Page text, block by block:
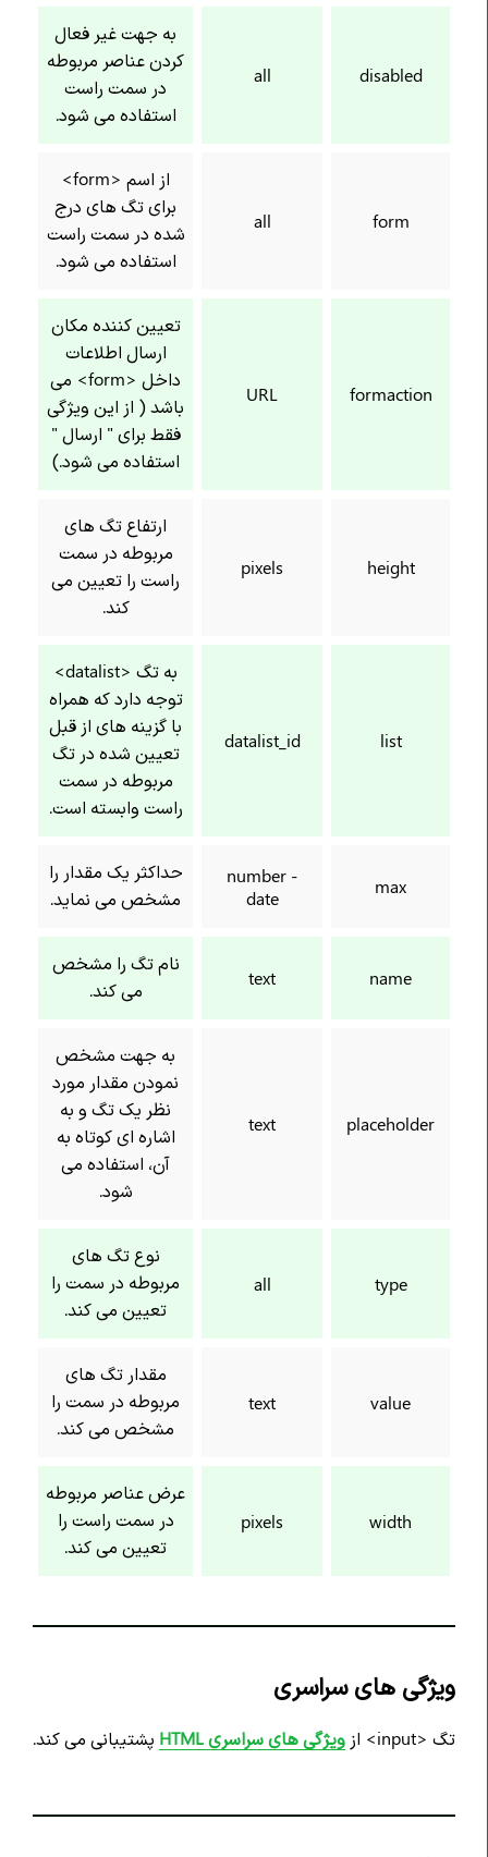
disabled
all
به جهت غیر فعال
کردن عناصر مربوطه
در سمت راست
استفاده می شود.
form
all
از اسم <form>
برای تگ های درج
شده در سمت راست
استفاده می شود.
formaction
URL
تعیین کننده مکان
ارسال اطلاعات
داخل <form> می
باشد ( از این ویژگی
فقط برای " ارسال "
استفاده می شود.)
height
pixels
ارتفاع تگ های
مربوطه در سمت
راست را تعیین می
کند.
list
datalist_id
به تگ <datalist>
توجه دارد که همراه
با گزینه های از قبل
تعیین شده در تگ
مربوطه در سمت
راست وابسته است.
max
number -
date
حداکثر یک مقدار را
مشخص می نماید.
name
text
نام تگ را مشخص
می کند.
placeholder
text
به جهت مشخص
نمودن مقدار مورد
نظر یک تگ و به
اشاره ای کوتاه به
آن، استفاده می
شود.
type
all
نوع تگ های
مربوطه در سمت را
تعیین می کند.
value
text
مقدار تگ های
مربوطه در سمت را
مشخص می کند.
width
pixels
عرض عناصر مربوطه
در سمت راست را
تعیین می کند.
ویژگی های سراسری
تگ <input> از ویژگی های سراسری HTML پشتیبانی می کند.